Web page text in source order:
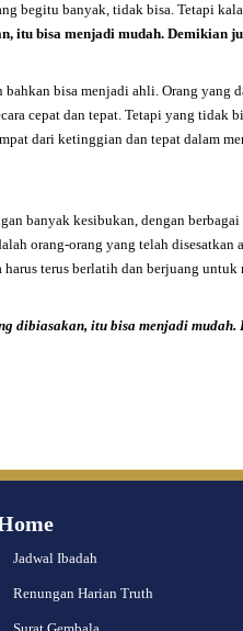
begitu banyak, tidak bisa. Tetapi
itu bisa menjadi mudah. Demikian
bisa menjadi ahli. Orang yang
cepat dan tepat. Tetapi yang tidak
dari ketinggian dan tepat dalam
banyak kesibukan, dengan
orang-orang yang telah
terus berlatih dan berjuang untuk
dibiasakan, itu bisa menjadi mudah.
Jadwal Ibadah
Renungan Harian Truth